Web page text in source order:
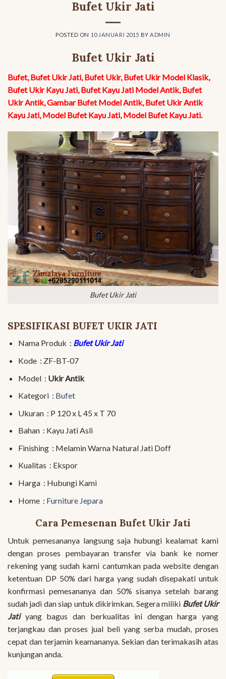
Bufet Ukir Jati
POSTED ON 10 JANUARI 2015 BYADMIN
Bufet Ukir Jati
Bufet, Bufet Ukir Jati, Bufet Ukir, Bufet Ukir Model Klasik,
Bufet Ukir Kayu Jati, Bufet Kayu Jati Model Antik, Bufet
Ukir Antik, Gambar Bufet Model Antik, Bufet Ukir Antik
Kayu Jati, Model Bufet Kayu Jati, Model Bufet Kayu Jati.
Bufet Ukir Jati
SPESIFIKASI BUFET UKIR JATI
Nama Produk : Bufet Ukir Jati
Kode : ZF-BT-07
Model : Ukir Antik
Kategori : Bufet
Ukuran : P 120 x L 45 x T 70
Bahan : Kayu Jati Asli
Finishing : Melamin Warna Natural Jati Doff
Kualitas : Ekspor
Harga : Hubungi Kami
Home : Furniture Jepara
Cara Pemesenan Bufet Ukir Jati
Untuk pemesananya langsung saja hubungi kealamat kami
dengan proses pembayaran transfer via bank ke nomer
rekening yang sudah kami cantumkan pada website dengan
ketentuan DP 50% dari harga yang sudah disepakati untuk
konfirmasi pemesananya dan 50% sisanya setelah barang
sudah jadi dan siap untuk dikirimkan. Segera miliki Bufet Ukir
Jatiyang bagus dan berkualitas ini dengan harga yang
terjangkau dan proses jual beli yang serba mudah, proses
cepat dan terjamin keamananya. Sekian dan terimakasih atas
kunjungan anda.